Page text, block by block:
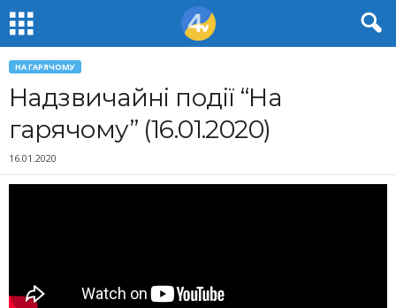
НА ГАРЯЧОМУ
Надзвичайні події “На
гарячому” (16.01.2020)
16.01.2020